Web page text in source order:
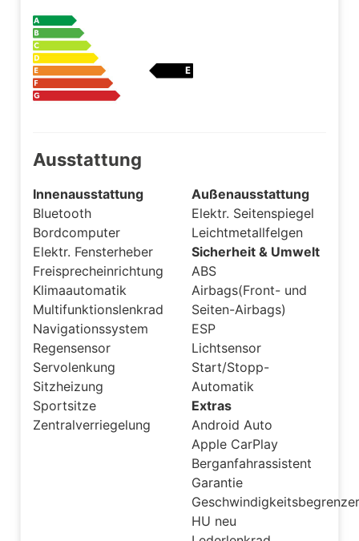
Ausstattung
Innenausstattung
Bluetooth
Bordcomputer
Elektr. Fensterheber
Freisprecheinrichtung
Klimaautomatik
Multifunktionslenkrad
Navigationssystem
Regensensor
Servolenkung
Sitzheizung
Sportsitze
Zentralverriegelung
Außenausstattung
Elektr. Seitenspiegel
Leichtmetallfelgen
Sicherheit & Umwelt
ABS
Airbags(Front- und
Seiten-Airbags)
ESP
Lichtsensor
Start/Stopp-
Automatik
Extras
Android Auto
Apple CarPlay
Berganfahrassistent
Garantie
Geschwindigkeitsbegrenzer
HU neu